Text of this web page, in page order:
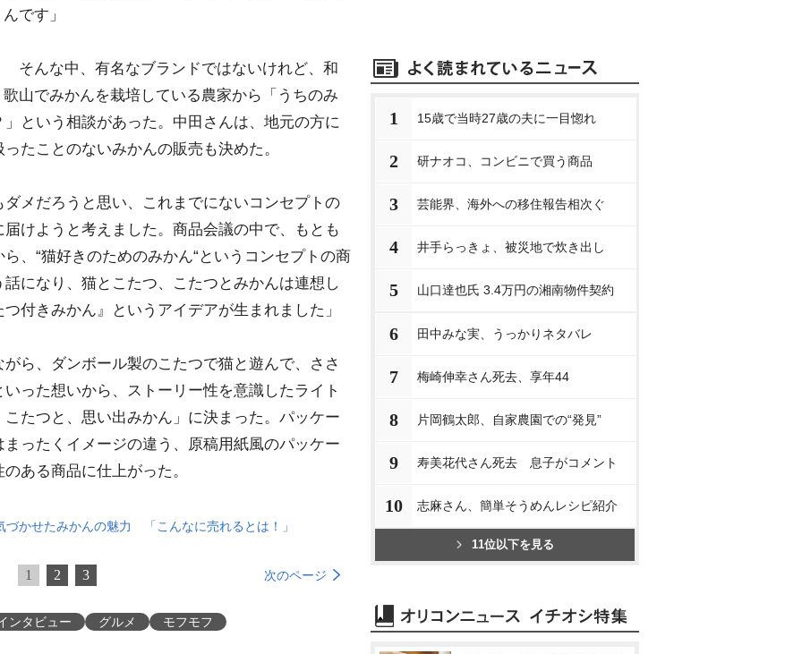
んです」
そんな中、有名なブランドではないけれど、和
歌山でみかんを栽培している農家から「うちのみ
という相談があった。中田さんは、地元の方に
たことのないみかんの販売も決めた。
メだろうと思い、これまでにないコンセプトの
けようと考えました。商品会議の中で、もとも
、“猫好きのためのみかん“というコンセプトの商
になり、猫とこたつ、こたつとみかんは連想し
きみかん』というアイデアが生まれました」
ら、ダンボール製のこたつで猫と遊んで、ささ
った想いから、ストーリー性を意識したライト
たつと、思い出みかん」に決まった。パッケー
ったくイメージの違う、原稿用紙風のパッケー
ある商品に仕上がった。
づかせたみかんの魅力 「こんなに売れるとは！」
1 2 3 次のページ
ンタビュー グルメ モフモフ
1 15歳で当時27歳の夫に一目惚れ
2 研ナオコ、コンビニで買う商品
3 芸能界、海外への移住報告相次ぐ
4 井手らっきょ、被災地で炊き出し
5 山口達也氏 3.4万円の湘南物件契約
6 田中みな実、うっかりネタバレ
7 梅崎伸幸さん死去、享年44
8 片岡鶴太郎、自家農園での“発見”
9 寿美花代さん死去 息子がコメント
10 志麻さん、簡単そうめんレシピ紹介
11位以下を見る